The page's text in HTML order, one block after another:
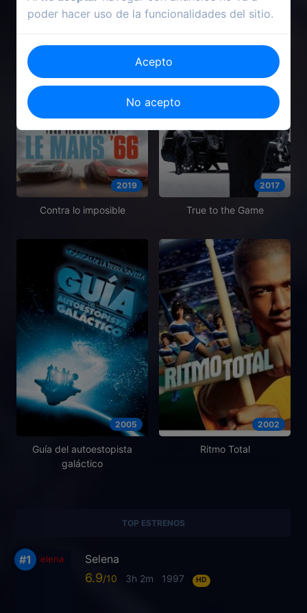
2019
Contra lo imposible
2017
True to the Game
2005
Guía del autoestopista
galáctico
2002
Ritmo Total
TOP ESTRENOS
Selena
6.9 3h 2m 1997 HD
poder hacer uso de la funcionalidades del sitio.
Acepto
No acepto